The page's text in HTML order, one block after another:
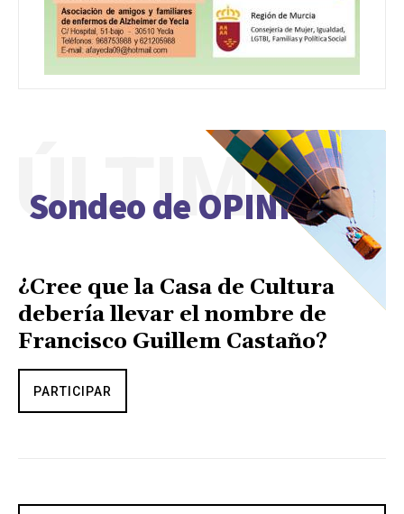
Sondeo de OPINIÓN
ÚLTIMO
¿Cree que la Casa de Cultura
debería llevar el nombre de
Francisco Guillem Castaño?
PARTICIPAR